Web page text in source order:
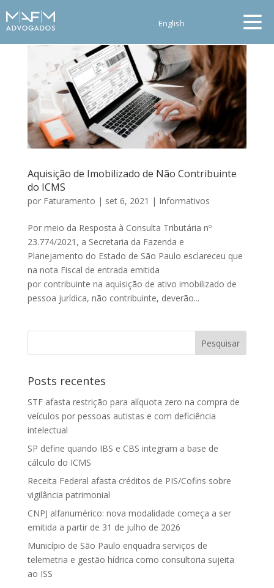
English
Aquisição de Imobilizado de Não Contribuinte
do ICMS
por Faturamento | set 6, 2021 | Informativos
Por meio da Resposta à Consulta Tributária nº
23.774/2021, a Secretaria da Fazenda e
Planejamento do Estado de São Paulo esclareceu que
na nota Fiscal de entrada emitida
por contribuinte na aquisição de ativo imobilizado de
pessoa jurídica, não contribuinte, deverão...
Posts recentes
STF afasta restrição para alíquota zero na compra de
veículos por pessoas autistas e com deficiência
intelectual
SP define quando IBS e CBS integram a base de
cálculo do ICMS
Receita Federal afasta créditos de PIS/Cofins sobre
vigilância patrimonial
CNPJ alfanumérico: nova modalidade começa a ser
emitida a partir de 31 de julho de 2026
Município de São Paulo enquadra serviços de
telemetria e gestão hídrica como consultoria sujeita
ao ISS